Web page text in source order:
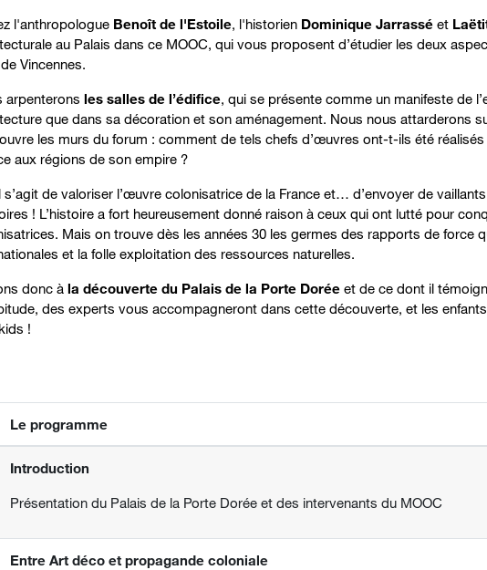
l'anthropologue Benoît de l'Estoile, l'historien Dominique Jarrasséet
au Palais dans ce MOOC, qui vous proposent d’étudier les deux
Vincennes.
arpenterons les salles de l’édifice, qui se présente comme un manifeste de
que dans sa décoration et son aménagement. Nous nous attarderons
les murs du forum : comment de tels chefs d’œuvres ont-t-ils été
aux régions de son empire ?
s’agit de valoriser l’œuvre colonisatrice de la France et… d’envoyer de
! L’histoire a fort heureusement donné raison à ceux qui ont lutté pour
Mais on trouve dès les années 30 les germes des rapports de force
et la folle exploitation des ressources naturelles.
donc à la découverte du Palais de la Porte Doréeet de ce dont il
des experts vous accompagneront dans cette découverte, et les
!
Le programme
Introduction
Présentation du Palais de la Porte Dorée et des intervenants du MOOC
Entre Art déco et propagande coloniale